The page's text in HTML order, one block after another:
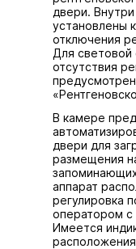
двери.
установлены
отключения
Для световой
отсутствия
В камере
двери для
размещения
аппарат
регулировка
оператором с
Имеется
расположения